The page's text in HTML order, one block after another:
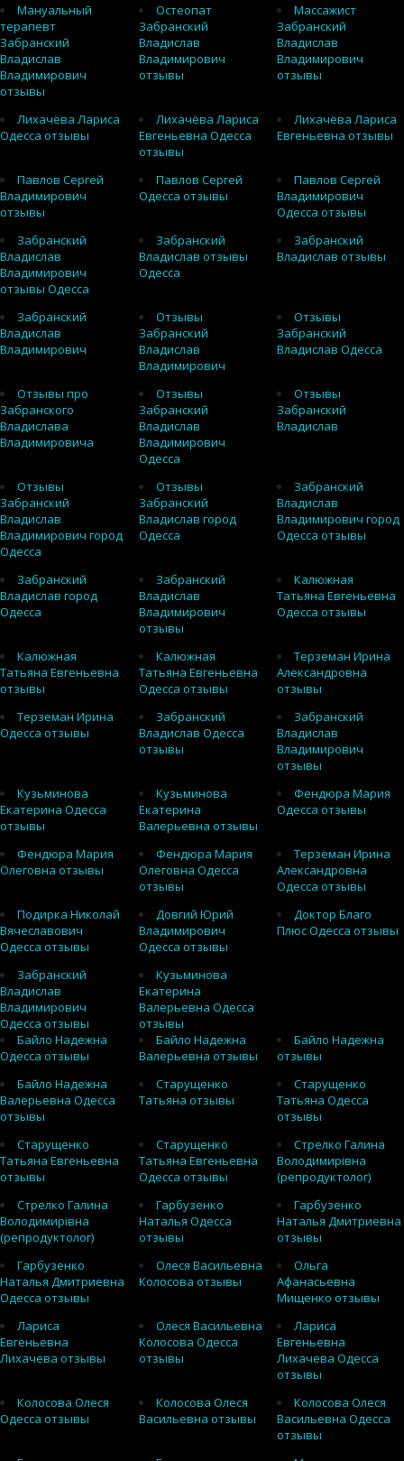
Мануальный
терапевт
Забранский
Владислав
Владимирович
отзывы
Остеопат
Забранский
Владислав
Владимирович
отзывы
Массажист
Забранский
Владислав
Владимирович
отзывы
Лихачёва Лариса
Одесса отзывы
Лихачёва Лариса
Евгеньевна Одесса
отзывы
Лихачёва Лариса
Евгеньевна отзывы
Павлов Сергей
Владимирович
отзывы
Павлов Сергей
Одесса отзывы
Павлов Сергей
Владимирович
Одесса отзывы
Забранский
Владислав
Владимирович
отзывы Одесса
Забранский
Владислав отзывы
Одесса
Забранский
Владислав отзывы
Забранский
Владислав
Владимирович
Отзывы
Забранский
Владислав
Владимирович
Отзывы
Забранский
Владислав Одесса
Отзывы про
Забранского
Владислава
Владимировича
Отзывы
Забранский
Владислав
Владимирович
Одесса
Отзывы
Забранский
Владислав
Отзывы
Забранский
Владислав
Владимирович город
Одесса
Отзывы
Забранский
Владислав город
Одесса
Забранский
Владислав
Владимирович город
Одесса отзывы
Забранский
Владислав город
Одесса
Забранский
Владислав
Владимирович
отзывы
Калюжная
Татьяна Евгеньевна
Одесса отзывы
Калюжная
Татьяна Евгеньевна
отзывы
Калюжная
Татьяна Евгеньевна
Одесса отзывы
Терземан Ирина
Александровна
отзывы
Терземан Ирина
Одесса отзывы
Забранский
Владислав Одесса
отзывы
Забранский
Владислав
Владимирович
отзывы
Кузьминова
Екатерина Одесса
отзывы
Кузьминова
Екатерина
Валерьевна отзывы
Фендюра Мария
Одесса отзывы
Фендюра Мария
Олеговна отзывы
Фендюра Мария
Олеговна Одесса
отзывы
Терземан Ирина
Александровна
Одесса отзывы
Подирка Николай
Вячеславович
Одесса отзывы
Довгий Юрий
Владимирович
Одесса отзывы
Доктор Благо
Плюс Одесса отзывы
Забранский
Владислав
Владимирович
Одесса отзывы
Кузьминова
Екатерина
Валерьевна Одесса
отзывы
Байло Надежна
Одесса отзывы
Байло Надежна
Валерьевна отзывы
Байло Надежна
отзывы
Байло Надежна
Валерьевна Одесса
отзывы
Старущенко
Татьяна отзывы
Старущенко
Татьяна Одесса
отзывы
Старущенко
Татьяна Евгеньевна
отзывы
Старущенко
Татьяна Евгеньевна
Одесса отзывы
Стрелко Галина
Володимирівна
(репродуктолог)
Стрелко Галина
Володимирівна
(репродуктолог)
Гарбузенко
Наталья Одесса
отзывы
Гарбузенко
Наталья Дмитриевна
отзывы
Гарбузенко
Наталья Дмитриевна
Одесса отзывы
Олеся Васильевна
Колосова отзывы
Ольга
Афанасьевна
Мищенко отзывы
Лариса
Евгеньевна
Лихачева отзывы
Олеся Васильевна
Колосова Одесса
отзывы
Лариса
Евгеньевна
Лихачева Одесса
отзывы
Колосова Олеся
Одесса отзывы
Колосова Олеся
Васильевна отзывы
Колосова Олеся
Васильевна Одесса
отзывы